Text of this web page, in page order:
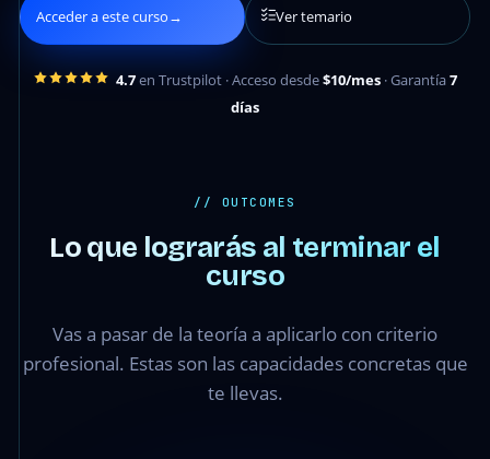
Acceder a este curso→ Ver temario
4.7en Trustpilot · Acceso desde$10/mes · Garantía7
días
// OUTCOMES
Lo que lograrás al terminar el
curso
Vas a pasar de la teoría a aplicarlo con criterio
profesional. Estas son las capacidades concretas que
te llevas.